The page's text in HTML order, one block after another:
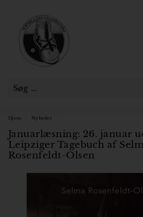
g
t
G
l
a
Hjem Nyheder
Januarlæsning: 26. januar
Leipziger Tagebuch af
Rosenfeldt-Olsen